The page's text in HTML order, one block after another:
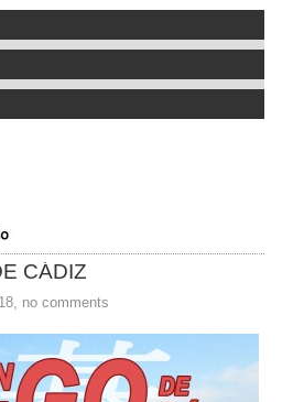
CÁDIZ
no comments